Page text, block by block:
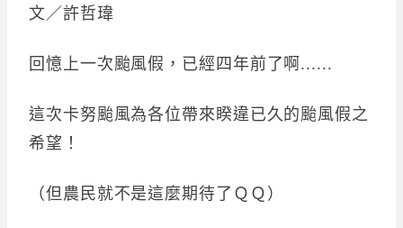
文／許哲瑋
回憶上一次颱風假，已經四年前了啊......
這次卡努颱風為各位帶來睽違已久的颱風假之
希望！
（但農民就不是這麼期待了ＱＱ）